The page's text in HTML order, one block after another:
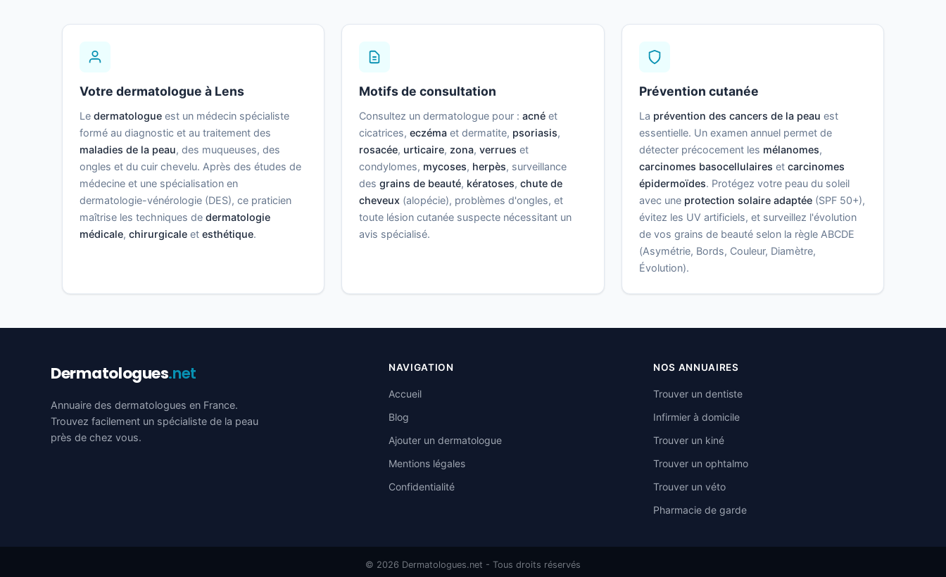
Votre dermatologue à Lens
Le dermatologue est un médecin spécialiste
formé au diagnostic et au traitement des
maladies de la peau, des muqueuses, des
ongles et du cuir chevelu. Après des études de
médecine et une spécialisation en
dermatologie-vénérologie (DES), ce praticien
maîtrise les techniques de dermatologie
médicale, chirurgicale et esthétique.
Motifs de consultation
Consultez un dermatologue pour :acné et
cicatrices,eczéma et dermatite, psoriasis,
rosacée, urticaire, zona,verrues et
condylomes, mycoses, herpès, surveillance
desgrains de beauté, kératoses,chute de
cheveux (alopécie), problèmes d'ongles, et
toute lésion cutanée suspecte nécessitant un
avis spécialisé.
Prévention cutanée
La prévention des cancers de la peau est
essentielle. Un examen annuel permet de
détecter précocement les mélanomes,
carcinomes basocellulaires et carcinomes
épidermoïdes. Protégez votre peau du soleil
avec une protection solaire adaptée(SPF 50+),
évitez les UV artificiels, et surveillez l'évolution
de vos grains de beauté selon la règle ABCDE
(Asymétrie, Bords, Couleur, Diamètre,
Évolution).
Dermatologues.net
Annuaire des dermatologues en France.
Trouvez facilement un spécialiste de la peau
près de chez vous.
NAVIGATION
Accueil
Blog
Ajouter un dermatologue
Mentions légales
Confidentialité
NOS ANNUAIRES
Trouver un dentiste
Infirmier à domicile
Trouver un kiné
Trouver un ophtalmo
Trouver un véto
Pharmacie de garde
© 2026 Dermatologues.net - Tous droits réservés